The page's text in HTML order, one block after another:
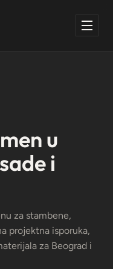
u
i
za stambene,
projektna isporuka,
za Beograd i